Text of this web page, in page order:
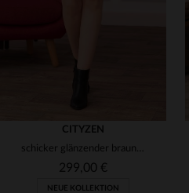
CITYZEN
schicker glänzender brauner Lederrock
299,00 €
NEUE KOLLEKTION